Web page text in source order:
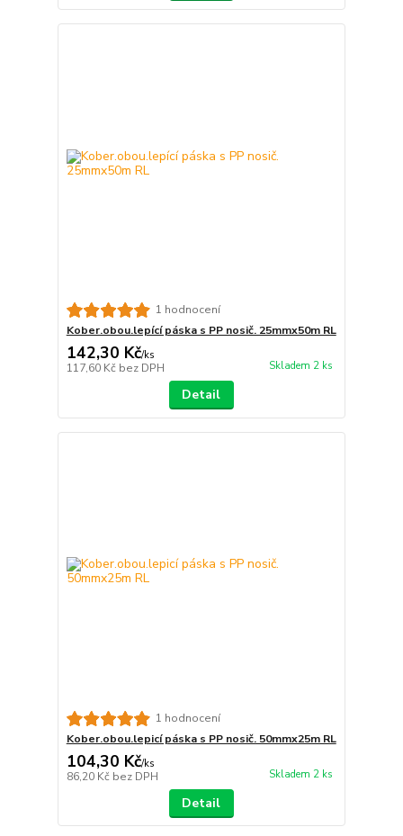
1 hodnocení
Kober.obou.lepící páska s PP nosič. 25mmx50m RL
142,30 Kč/ks
117,60 Kč bez DPH Skladem 2 ks
Detail
1 hodnocení
Kober.obou.lepicí páska s PP nosič. 50mmx25m RL
104,30 Kč/ks
86,20 Kč bez DPH Skladem 2 ks
Detail